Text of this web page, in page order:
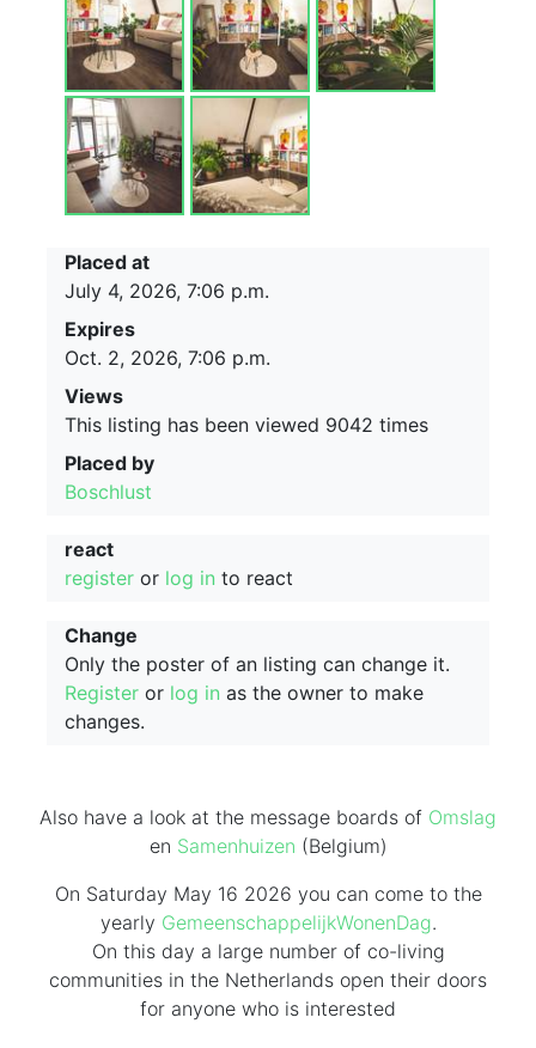
Placed at
July 4, 2026, 7:06 p.m.
Expires
Oct. 2, 2026, 7:06 p.m.
Views
This listing has been viewed 9042 times
Placed by
Boschlust
react
register or log in to react
Change
Only the poster of an listing can change it.
Register or log in as the owner to make
changes.
Also have a look at the message boards of Omslag
en Samenhuizen (Belgium)
On Saturday May 16 2026 you can come to the
yearly GemeenschappelijkWonenDag.
On this day a large number of co-living
communities in the Netherlands open their doors
for anyone who is interested